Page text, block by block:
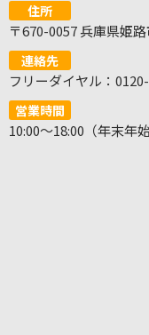
住所
〒670-0057 兵庫県姫
連絡先
フリーダイヤル：
営業時間
10:00～18:00（年末年始